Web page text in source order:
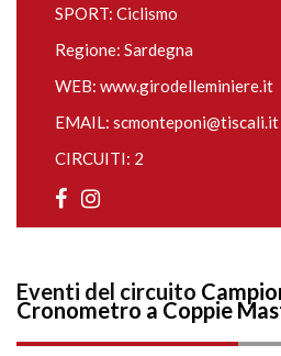
SPORT: Ciclismo
Regione: Sardegna
WEB: www.girodelleminiere.it
EMAIL: scmonteponi@tiscali.it
CIRCUITI: 2
Eventi del circuito
Cronometro a Coppie